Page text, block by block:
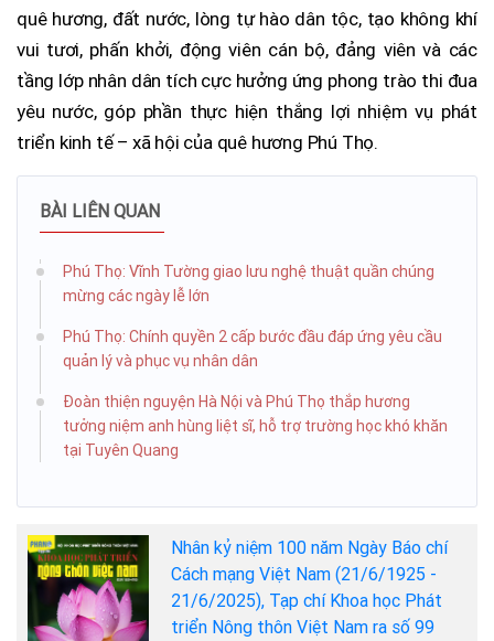
quê hương, đất nước, lòng tự hào dân tộc, tạo không khí
vui tươi, phấn khởi, động viên cán bộ, đảng viên và các
tầng lớp nhân dân tích cực hưởng ứng phong trào thi đua
yêu nước, góp phần thực hiện thắng lợi nhiệm vụ phát
triển kinh tế – xã hội của quê hương Phú Thọ.
BÀI LIÊN QUAN
Phú Thọ: Vĩnh Tường giao lưu nghệ thuật quần chúng
mừng các ngày lễ lớn
Phú Thọ: Chính quyền 2 cấp bước đầu đáp ứng yêu cầu
quản lý và phục vụ nhân dân
Đoàn thiện nguyện Hà Nội và Phú Thọ thắp hương
tưởng niệm anh hùng liệt sĩ, hỗ trợ trường học khó khăn
tại Tuyên Quang
Nhân kỷ niệm 100 năm Ngày Báo chí
Cách mạng Việt Nam (21/6/1925 -
21/6/2025), Tạp chí Khoa học Phát
triển Nông thôn Việt Nam ra số 99